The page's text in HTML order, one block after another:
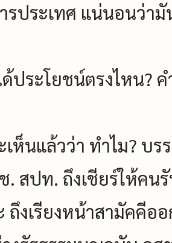
รประเทศ แน่นอนว่า
ประโยชน์ตรงไหน?
ห็นแล้วว่า ทำไม? บ
. สปท. ถึงเชียร์ให้ค
งเรียงหน้าสามัคคีอ